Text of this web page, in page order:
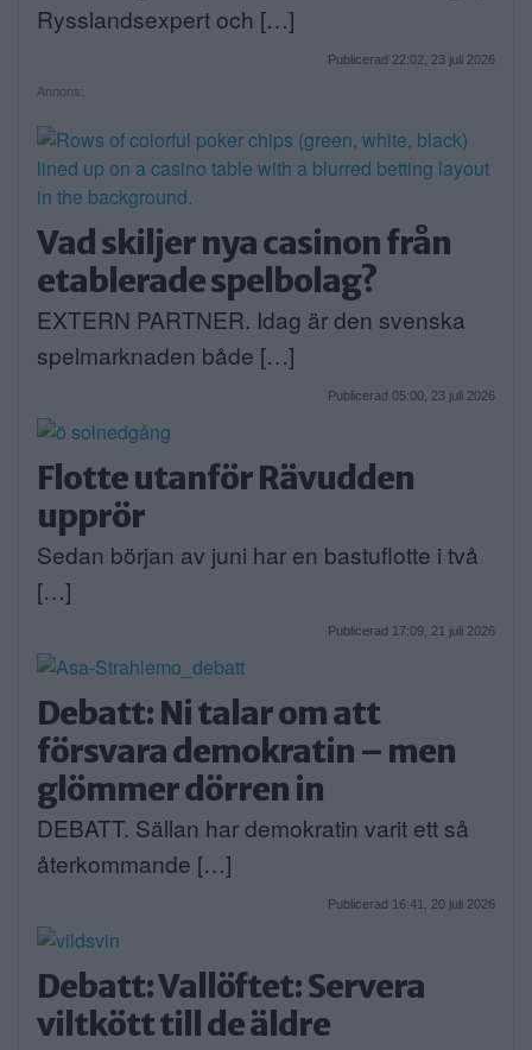
Rysslandsexpert och […]
Publicerad 22:02, 23 juli 2026
Annons:
Vad skiljer nya casinon från
etablerade spelbolag?
EXTERN PARTNER. Idag är den svenska
spelmarknaden både […]
Publicerad 05:00, 23 juli 2026
Flotte utanför Rävudden
upprör
Sedan början av juni har en bastuflotte i två
[…]
Publicerad 17:09, 21 juli 2026
Debatt: Ni talar om att
försvara demokratin – men
glömmer dörren in
DEBATT. Sällan har demokratin varit ett så
återkommande […]
Publicerad 16:41, 20 juli 2026
Debatt: Vallöftet: Servera
viltkött till de äldre